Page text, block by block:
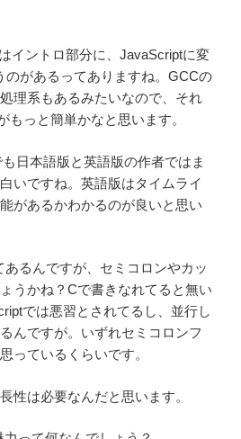
イントロ部分に、JavaScriptに変
のがあるってありますね。GCCの
理系もあるみたいなので、それ
もっと簡単かなと思います。
日本語版と英語版の作者ではま
いですね。英語版はタイムライ
があるかわかるのが良いと思い
あるんですが、セミコロンやカッ
うかね？Cで書きなれてると無い
では悪習とされてるし、並行し
んですが。いずれセミコロンフ
っているくらいです。
性は必要なんだと思います。